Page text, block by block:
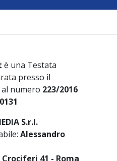
è una Testata
presso il
numero 223/2016
S.r.l.
Alessandro
41 - Roma